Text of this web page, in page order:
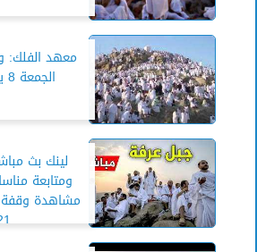
معهد الفلك:
الجمعة 8 يوليو المقبل
لينك بث
مشاهدة وقفة